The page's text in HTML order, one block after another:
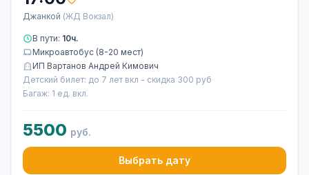
Джанкой (ЖД Вокзал)
В пути: 10ч.
Микроавтобус (8-20 мест)
ИП Вартанов Андрей Кимович
Детский билет: до 7 лет вкл - скидка 300 руб
Багаж: 1 ед. вкл.
5500 руб.
Выбрать дату